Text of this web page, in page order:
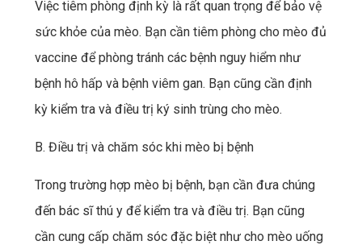
Việc tiêm phòng định kỳ là rất quan trọng để bảo vệ
sức khỏe của mèo. Bạn cần tiêm phòng cho mèo đủ
vaccine để phòng tránh các bệnh nguy hiểm như
bệnh hô hấp và bệnh viêm gan. Bạn cũng cần định
kỳ kiểm tra và điều trị ký sinh trùng cho mèo.
B. Điều trị và chăm sóc khi mèo bị bệnh
Trong trường hợp mèo bị bệnh, bạn cần đưa chúng
đến bác sĩ thú y để kiểm tra và điều trị. Bạn cũng
cần cung cấp chăm sóc đặc biệt như cho mèo uống